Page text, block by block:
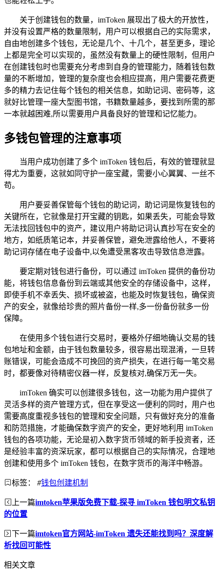
关于创建钱包的数量，imToken 展现出了极大的开放性，
并没有设置严格的数量限制，用户可以根据自己的实际需求，
自由地创建多个钱包，无论是几个、十几个，甚至更多，理论
上都是完全可以实现的，虽然没有数量上的硬性限制，但用户
在创建钱包时也需要充分考虑到自身的管理能力，随着钱包数
量的不断增加，管理的复杂度也会相应提高，用户需要花费更
多的精力去记住每个钱包的相关信息，如助记词、密码等，这
就好比管理一座大型图书馆，书籍数量越多，要找到所需的那
一本就越困难,所以需要用户具备良好的管理和记忆能力。
多钱包管理的注意事项
当用户成功创建了多个 imToken 钱包后，有效的管理就显
得尤为重要，这就如同守护一座宝藏，需要小心翼翼、一丝不
苟。
用户要妥善保管每个钱包的助记词，助记词是恢复钱包的
关键所在，它就像是打开宝藏的钥匙，如果丢失，可能会导致
无法找回钱包中的资产，建议用户将助记词认真抄写在安全的
地方，如纸质笔记本，并妥善保管，避免泄露给他人，不要将
助记词存储在电子设备中,以免遭受黑客攻击导致信息泄露。
要定期对钱包进行备份，可以通过 imToken 提供的备份功
能，将钱包信息备份到云端或其他安全的存储设备中，这样，
即使手机不幸丢失、损坏或被盗，也能及时恢复钱包，确保资
产的安全，就像给珍贵的照片备份一样,多一份备份就多一份
保障。
在使用多个钱包进行交易时，要格外仔细地确认交易的钱
包地址和金额，由于钱包数量较多，很容易出现混淆，一旦转
账错误，可能会造成不可挽回的资产损失，在进行每一笔交易
时，都要像对待精密仪器一样，反复核对,确保万无一失。
imToken 确实可以创建很多钱包，这一功能为用户提供了
灵活多样的资产管理方式，但在享受这一便利的同时，用户也
需要高度重视多钱包的管理和安全问题，只有做好充分的准备
和防范措施，才能确保数字资产的安全，更好地利用 imToken
钱包的各项功能，无论是初入数字货币领域的新手投资者，还
是经验丰富的资深玩家，都可以根据自己的实际情况，合理地
创建和使用多个 imToken 钱包，在数字货币的海洋中畅游。
标签： #钱包创建机制
上一篇imtoken苹果版免费下载-探寻 imToken 钱包明文私钥
的位置
下一篇imtoken官方网站-imToken 遗失还能找到吗？深度解
析找回可能性
相关文章